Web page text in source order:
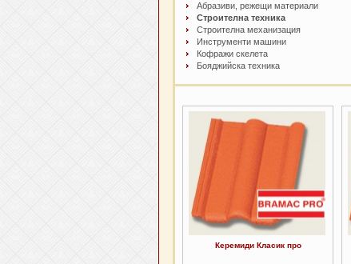
Абразиви, режещи материали
Строителна техника
Строителна механизация
Инструменти машини
Кофражи скелета
Бояджийска техника
Керемиди Класик про